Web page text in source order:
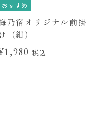
おすすめ
乃宿オリジナル前掛
け（紺）
税込